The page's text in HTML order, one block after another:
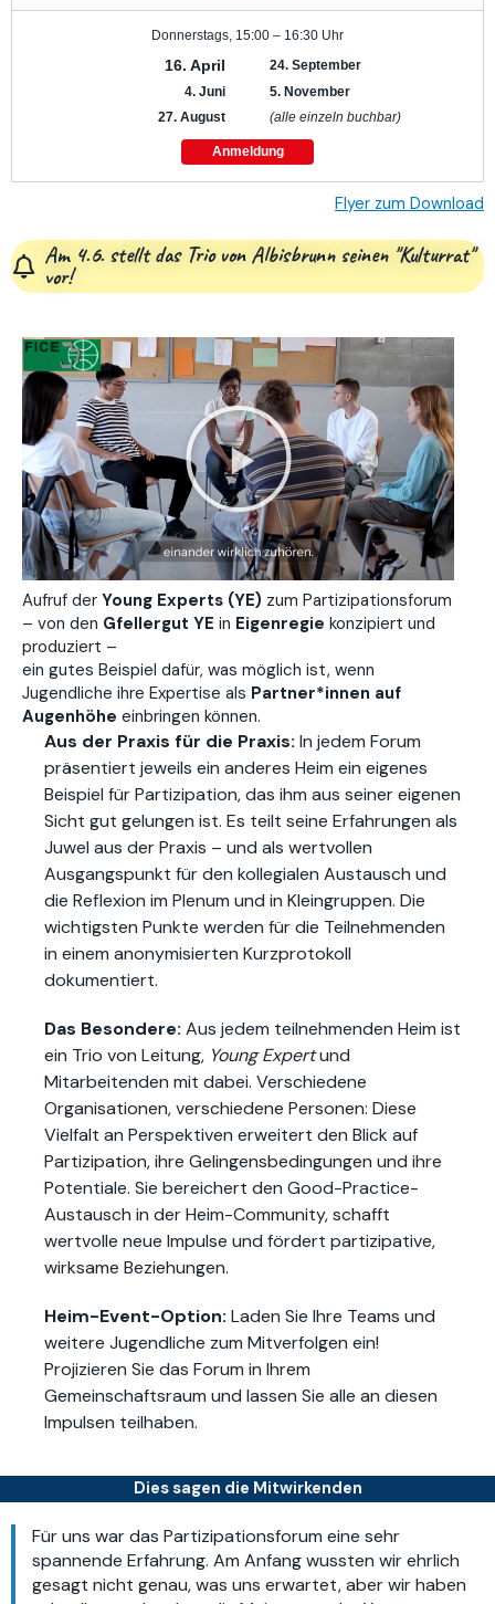
Donnerstags, 15:00 – 16:30 Uhr
16. April
24. September
4. Juni
5. November
27. August
(alle einzeln buchbar)
Anmeldung
Flyer zum Download
Am 4.6. stellt das Trio von Albisbrunn seinen "Kulturrat"
vor!
Aufruf der Young Experts (YE) zum Partizipationsforum
– von den Gfellergut YE in Eigenregie konzipiert und
produziert –
ein gutes Beispiel dafür, was möglich ist, wenn
Jugendliche ihre Expertise als Partner*innen auf
Augenhöhe einbringen können.
Aus der Praxis für die Praxis: In jedem Forum
präsentiert jeweils ein anderes Heim ein eigenes
Beispiel für Partizipation, das ihm aus seiner eigenen
Sicht gut gelungen ist. Es teilt seine Erfahrungen als
Juwel aus der Praxis – und als wertvollen
Ausgangspunkt für den kollegialen Austausch und
die Reflexion im Plenum und in Kleingruppen. Die
wichtigsten Punkte werden für die Teilnehmenden
in einem anonymisierten Kurzprotokoll
dokumentiert.
Das Besondere: Aus jedem teilnehmenden Heim ist
ein Trio von Leitung, Young Expertund
Mitarbeitenden mit dabei. Verschiedene
Organisationen, verschiedene Personen: Diese
Vielfalt an Perspektiven erweitert den Blick auf
Partizipation, ihre Gelingensbedingungen und ihre
Potentiale. Sie bereichert den Good-Practice-
Austausch in der Heim-Community, schafft
wertvolle neue Impulse und fördert partizipative,
wirksame Beziehungen.
Heim-Event-Option: Laden Sie Ihre Teams und
weitere Jugendliche zum Mitverfolgen ein!
Projizieren Sie das Forum in Ihrem
Gemeinschaftsraum und lassen Sie alle an diesen
Impulsen teilhaben.
Dies sagen die Mitwirkenden
Für uns war das Partizipationsforum eine sehr
spannende Erfahrung. Am Anfang wussten wir ehrlich
gesagt nicht genau, was uns erwartet, aber wir haben